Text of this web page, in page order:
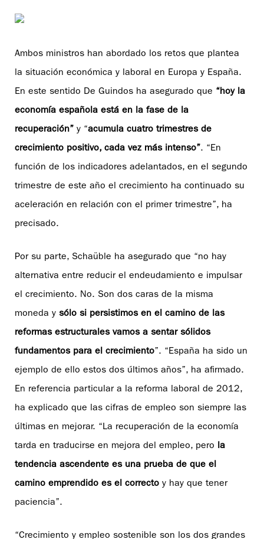
Ambos ministros han abordado los retos que plantea
la situación económica y laboral en Europa y España.
En este sentido De Guindos ha asegurado que “hoy la
economía española está en la fase de la
recuperación” y “acumula cuatro trimestres de
crecimiento positivo, cada vez más intenso”. “En
función de los indicadores adelantados, en el segundo
trimestre de este año el crecimiento ha continuado su
aceleración en relación con el primer trimestre”, ha
precisado.
Por su parte, Schaüble ha asegurado que “no hay
alternativa entre reducir el endeudamiento e impulsar
el crecimiento. No. Son dos caras de la misma
moneda y sólo si persistimos en el camino de las
reformas estructurales vamos a sentar sólidos
fundamentos para el crecimiento”. “España ha sido un
ejemplo de ello estos dos últimos años”, ha afirmado.
En referencia particular a la reforma laboral de 2012,
ha explicado que las cifras de empleo son siempre las
últimas en mejorar. “La recuperación de la economía
tarda en traducirse en mejora del empleo, pero la
tendencia ascendente es una prueba de que el
camino emprendido es el correcto y hay que tener
paciencia”.
“Crecimiento y empleo sostenible son los dos grandes